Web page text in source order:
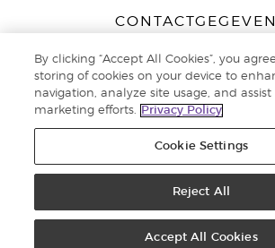
Peizerweg 97
9727 AJ Groningen
Nederland
Klantenservice:44-0-1480-
voorbehouden. | Privacybeleid
By clicking “Accept All Cookies”, you
storing of cookies on your device to
navigation, analyze site usage, and assist
marketing efforts.
Privacy Policy
Cookie Settings
Reject All
Accept All Cookies